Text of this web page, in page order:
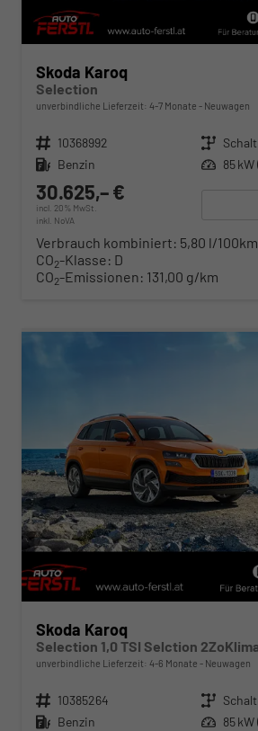
Skoda Karoq
Selection
unverbindliche Lieferzeit: 4-7 Monate Neuwagen
Fahrzeugnr. 10368992 Getriebe
Kraftstoff Benzin Leistung 85 kW
30.625,– €
incl. 20% MwSt.
inkl. NoVA
Verbrauch kombiniert: 5,80 l/100km
CO2-Klasse: D
CO2-Emissionen: 131,00 g/km
Skoda Karoq
unverbindliche Lieferzeit: 4-6 Monate Neuwagen
Fahrzeugnr. 10385264 Getriebe
Kraftstoff Benzin Leistung 85 kW